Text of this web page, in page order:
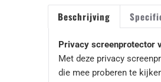
Beschrijving
Privacy screenprotector
Met deze privacy
die mee proberen te